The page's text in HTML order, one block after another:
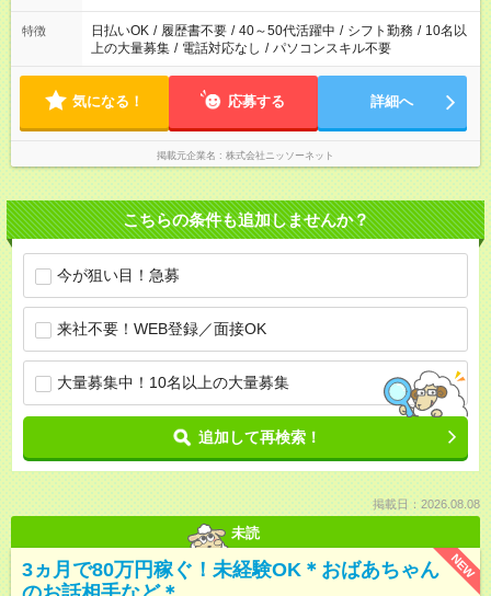
特徴 日払いOK / 履歴書不要 / 40～50代活躍中 / シフト勤務 / 10名以
上の大量募集 / 電話対応なし / パソコンスキル不要
気になる！ 応募する 詳細へ
掲載元企業名 株式会社ニッソーネット
こちらの条件も追加しませんか？
今が狙い目！急募
来社不要！WEB登録／面接OK
大量募集中！10名以上の大量募集
追加して再検索！
掲載日：2026.08.08
未読
NEW
3ヵ月で80万円稼ぐ！未経験OK＊おばあちゃん